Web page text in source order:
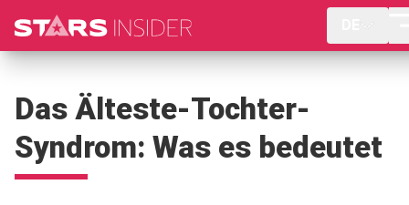
Das Älteste-Tochter-
Syndrom: Was es bedeutet